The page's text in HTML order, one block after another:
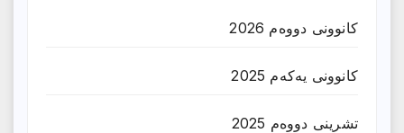
کانوونی دووەم 2026
کانوونی یەکەم 2025
تشرینی دووەم 2025